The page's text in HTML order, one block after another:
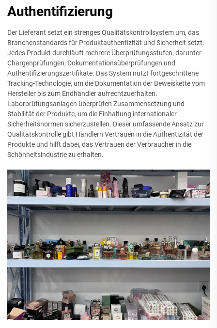
Authentifizierung
Der Lieferant setzt ein strenges Qualitätskontrollsystem um, das
Branchenstandards für Produktauthentizität und Sicherheit setzt.
Jedes Produkt durchläuft mehrere Überprüfungsstufen, darunter
Chargenprüfungen, Dokumentationsüberprüfungen und
Authentifizierungszertifikate. Das System nutzt fortgeschrittene
Tracking-Technologie, um die Dokumentation der Beweiskette vom
Hersteller bis zum Endhändler aufrechtzuerhalten.
Laborprüfungsanlagen überprüfen Zusammensetzung und
Stabilität der Produkte, um die Einhaltung internationaler
Sicherheitsnormen sicherzustellen. Dieser umfassende Ansatz zur
Qualitätskontrolle gibt Händlern Vertrauen in die Authentizität der
Produkte und hilft dabei, das Vertrauen der Verbraucher in die
Schönheitsindustrie zu erhalten.